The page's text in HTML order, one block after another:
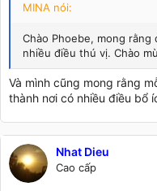
MINA nói:
Chào Phoebe, mong rằng
nhiều điều thú vị. Chào
Và mình cũng mong rằng
thành nơi có nhiều điều bổ
Nhat Dieu
Cao cấp